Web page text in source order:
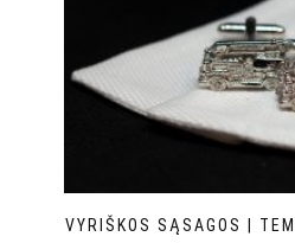
VYRIŠKOS SĄSAGOS |